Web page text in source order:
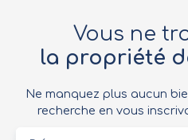
Vous ne
la propriété
Ne manquez plus aucun
recherche en vous